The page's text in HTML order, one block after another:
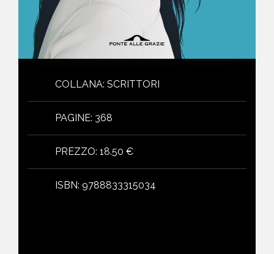
COLLANA: SCRITTORI
PAGINE: 368
PREZZO: 18.50 €
ISBN: 9788833315034